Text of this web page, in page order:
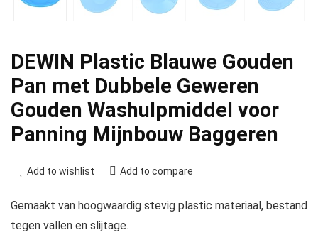
DEWIN Plastic Blauwe Gouden
Pan met Dubbele Geweren
Gouden Washulpmiddel voor
Panning Mijnbouw Baggeren
Add to wishlist Add to compare
Gemaakt van hoogwaardig stevig plastic materiaal, bestand
tegen vallen en slijtage.